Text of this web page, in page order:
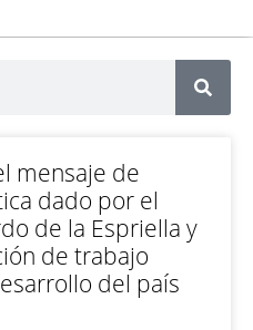
mensaje de
dado por el
de la Espriella y
de trabajo
del país